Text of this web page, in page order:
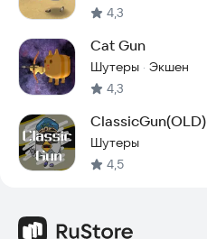
4,3
Cat Gun
Шутеры · Экшен
4,3
ClassicGun(OLD)
Шутеры
4,5